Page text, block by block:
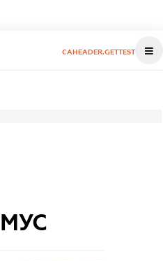
CAHEADER.GETTEST